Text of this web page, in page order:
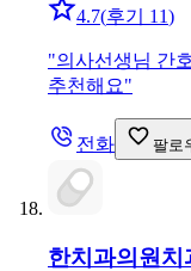
4.7(후기 11)
"의사선생님 간
추천해요"
전화 팔로
한치과의원 치